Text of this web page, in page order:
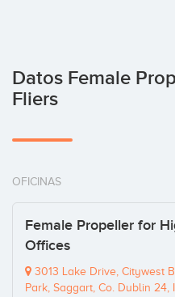
Datos Female
Fliers
OFICINAS
Female Propeller for
Offices
3013 Lake Drive, Citywest
Park, Saggart, Co. Dublin 24,